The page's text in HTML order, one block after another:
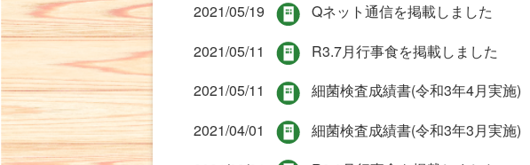
2021/05/19
Qネット通信を掲載しました
2021/05/11
R3.7月行事食を掲載しました
2021/05/11
細菌検査成績書(令和3年4月実施)
2021/04/01
細菌検査成績書(令和3年3月実施)